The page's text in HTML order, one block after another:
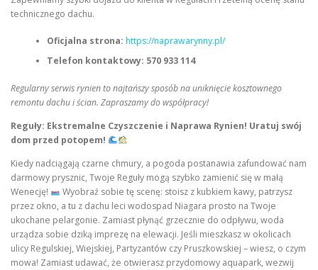
technicznego dachu.
Oficjalna strona: https://naprawarynny.pl/
Telefon kontaktowy: 570 933 114
Regularny serwis rynien to najtańszy sposób na uniknięcie kosztownego
remontu dachu i ścian. Zapraszamy do współpracy!
Reguły: Ekstremalne Czyszczenie i Naprawa Rynien! Uratuj swój
dom przed potopem!
Kiedy nadciągają czarne chmury, a pogoda postanawia zafundować nam
darmowy prysznic, Twoje Reguły mogą szybko zamienić się w małą
Wenecję!
Wyobraź sobie tę scenę: stoisz z kubkiem kawy, patrzysz
przez okno, a tu z dachu leci wodospad Niagara prosto na Twoje
ukochane pelargonie. Zamiast płynąć grzecznie do odpływu, woda
urządza sobie dziką imprezę na elewacji. Jeśli mieszkasz w okolicach
ulicy Regulskiej, Wiejskiej, Partyzantów czy Pruszkowskiej – wiesz, o czym
mowa! Zamiast udawać, że otwierasz przydomowy aquapark, wezwij